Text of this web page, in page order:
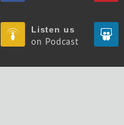
Listen us
on Podcast